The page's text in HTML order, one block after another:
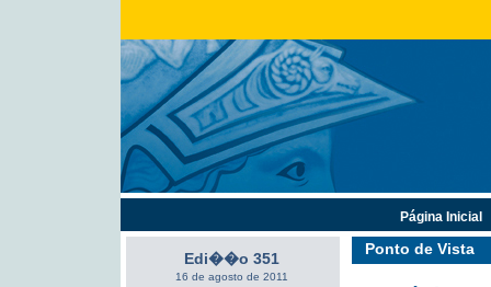
Ponto de Vista
Edi��o 351
16 de agosto de 2011
Página Inicial